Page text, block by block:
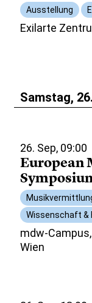
Ausstellung
Exilarte
Samstag,
26. Sep, 09:00
European
Wissenschaft &
mdw-
Wien